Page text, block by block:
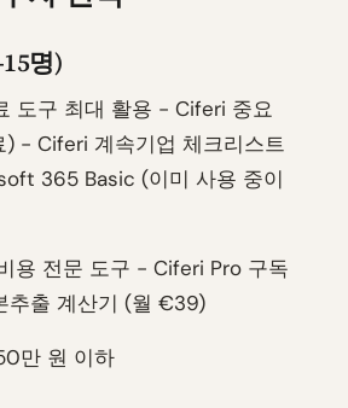
명)
도구 최대 활용 - Ciferi 중요
) - Ciferi 계속기업 체크리스트
365 Basic (이미 사용 중이
용 전문 도구 - Ciferi Pro 구독
출 계산기 (월 €39)
만 원 이하